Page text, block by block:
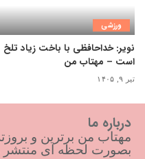
ورزشی
نویر: خداحافظی با باخت زیاد تلخ
است – مهتاب من
تیر ۹, ۱۴۰۵
درباره ما
مهتاب من برترین و
بصورت لحظه ای منتشر